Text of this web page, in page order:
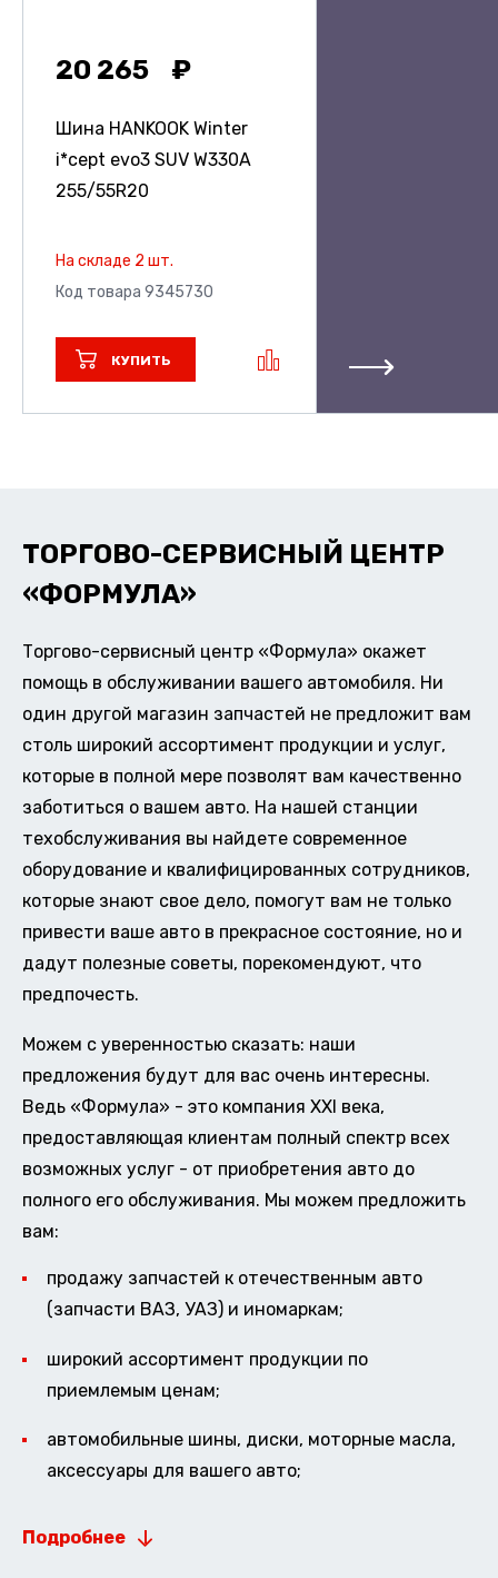
20 265
Шина HANKOOK Winter
i*cept evo3 SUV W330A
255/55R20
На складе 2 шт.
Код товара 9345730
КУПИТЬ
ТОРГОВО-СЕРВИСНЫЙ ЦЕНТР
«ФОРМУЛА»
Торгово-сервисный центр «Формула» окажет
помощь в обслуживании вашего автомобиля. Ни
один другой магазин запчастей не предложит вам
столь широкий ассортимент продукции и услуг,
которые в полной мере позволят вам качественно
заботиться о вашем авто. На нашей станции
техобслуживания вы найдете современное
оборудование и квалифицированных сотрудников,
которые знают свое дело, помогут вам не только
привести ваше авто в прекрасное состояние, но и
дадут полезные советы, порекомендуют, что
предпочесть.
Можем с уверенностью сказать: наши
предложения будут для вас очень интересны.
Ведь «Формула» - это компания XXI века,
предоставляющая клиентам полный спектр всех
возможных услуг - от приобретения авто до
полного его обслуживания. Мы можем предложить
вам:
продажу запчастей к отечественным авто
(запчасти ВАЗ, УАЗ) и иномаркам;
широкий ассортимент продукции по
приемлемым ценам;
автомобильные шины, диски, моторные масла,
аксессуары для вашего авто;
Подробнее